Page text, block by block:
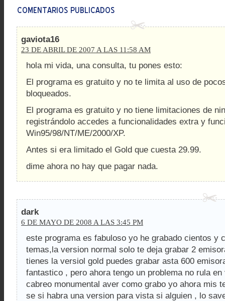
gaviota16
23 DE ABRIL DE 2007 A LAS 11:58 AM
hola mi vida, una consulta, tu pones esto:
El programa es gratuito y no te limita al uso de
bloqueados.
El programa es gratuito y no tiene limitaciones de
registrándolo accedes a funcionalidades extra y
Win95/98/NT/ME/2000/XP.
Antes si era limitado el Gold que cuesta 29.99.
dime ahora no hay que pagar nada.
dark
6 DE MAYO DE 2008 A LAS 3:45 PM
este programa es fabuloso yo he grabado cientos y
temas,la version normal solo te deja grabar 2
tienes la versiol gold puedes grabar asta 600
fantastico , pero ahora tengo un problema no rula
cabreo monumental aver como grabo yo ahora mis
se si habra una version para vista si alguien , lo